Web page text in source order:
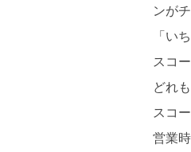
ンが
「い
スコ
どれ
スコ
営業